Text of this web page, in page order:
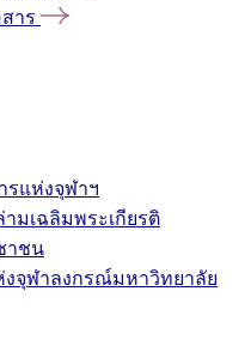
าร
รแห่งจุฬาฯ
มเฉลิมพระเกียรติ
าชน
จุฬาลงกรณ์มหาวิทยาลัย